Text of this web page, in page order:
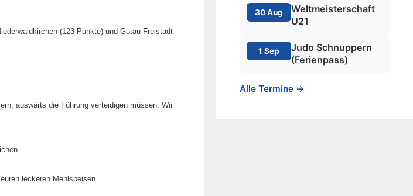
(123 Punkte) und Gutau Freistadt
auswärts die Führung verteidigen müssen. Wir
leckeren Mehlspeisen.
30 Aug
Weltmeisterschaft
U21
1 Sep
Judo Schnuppern
(Ferienpass)
Alle Termine →